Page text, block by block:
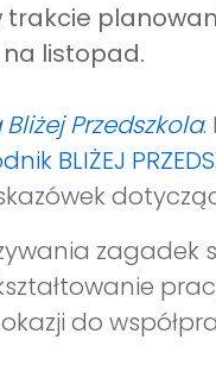
listopad.
Przedszkola.
BLIŻEJ
zagadek
do